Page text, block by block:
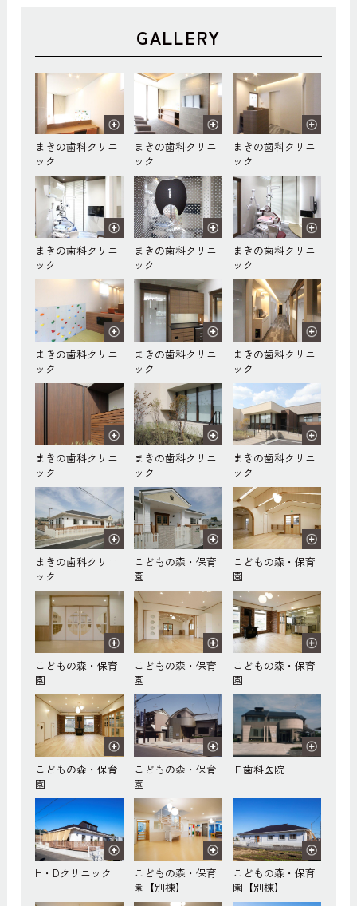
GALLERY
まきの歯科クリニ
ック
まきの歯科クリニ
ック
まきの歯科クリニ
ック
まきの歯科クリニ
ック
まきの歯科クリニ
ック
まきの歯科クリニ
ック
まきの歯科クリニ
ック
まきの歯科クリニ
ック
まきの歯科クリニ
ック
まきの歯科クリニ
ック
まきの歯科クリニ
ック
まきの歯科クリニ
ック
まきの歯科クリニ
ック
こどもの森・保育
園
こどもの森・保育
園
こどもの森・保育
園
こどもの森・保育
園
こどもの森・保育
園
こどもの森・保育
園
こどもの森・保育
園
Ｆ歯科医院
H・Dクリニック
こどもの森・保育
園【別棟】
こどもの森・保育
園【別棟】